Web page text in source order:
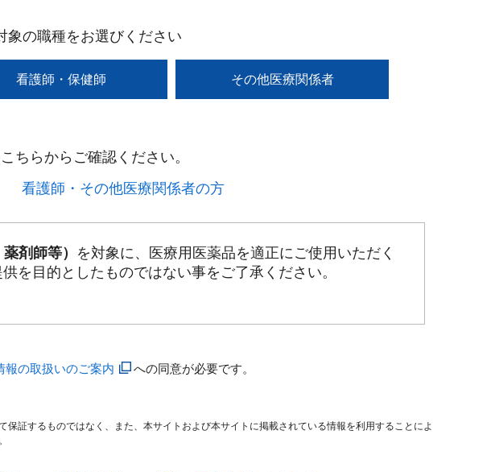
象の職種をお選びください
看護師・保健師 その他医療関係者
ちらからご確認ください。​
看護師・その他医療関係者の方​
剤師等） を対象に、医療用医薬品を適正にご使用いただく
を目的としたものではない事をご了承ください。
報の取扱いのご案内 への同意が必要です。
証するものではなく、また、本サイトおよび本サイトに掲載されている情報を利用することによ